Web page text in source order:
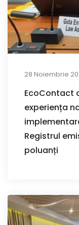
28 Noiembrie
EcoContact
experiența
Registrul
poluanți